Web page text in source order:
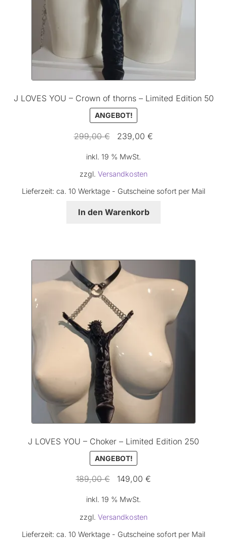
J LOVES YOU – Crown of thorns – Limited Edition 50
ANGEBOT!
299,00€
Ursprünglicher
war:
299,00 €
239,00€
inkl. 19 % MwSt.
zzgl. Versandkosten
Lieferzeit: ca. 10 Werktage - Gutscheine sofort per Mail
In den Warenkorb
J LOVES YOU – Choker – Limited Edition 250
ANGEBOT!
189,00€
Ursprünglicher
war:
189,00 €
149,00€
inkl. 19 % MwSt.
zzgl. Versandkosten
Lieferzeit: ca. 10 Werktage - Gutscheine sofort per Mail